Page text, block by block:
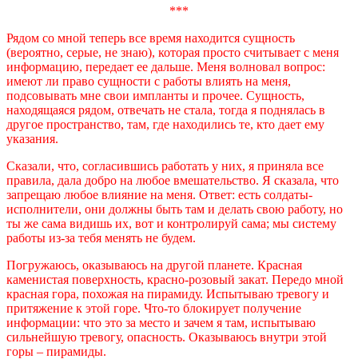
***
Рядом со мной теперь все время находится сущность
(вероятно, серые, не знаю), которая просто считывает с меня
информацию, передает ее дальше. Меня волновал вопрос:
имеют ли право сущности с работы влиять на меня,
подсовывать мне свои импланты и прочее. Сущность,
находящаяся рядом, отвечать не стала, тогда я поднялась в
другое пространство, там, где находились те, кто дает ему
указания.
Сказали, что, согласившись работать у них, я приняла все
правила, дала добро на любое вмешательство. Я сказала, что
запрещаю любое влияние на меня. Ответ: есть солдаты-
исполнители, они должны быть там и делать свою работу, но
ты же сама видишь их, вот и контролируй сама; мы систему
работы из-за тебя менять не будем.
Погружаюсь, оказываюсь на другой планете. Красная
каменистая поверхность, красно-розовый закат. Передо мной
красная гора, похожая на пирамиду. Испытываю тревогу и
притяжение к этой горе. Что-то блокирует получение
информации: что это за место и зачем я там, испытываю
сильнейшую тревогу, опасность. Оказываюсь внутри этой
горы – пирамиды.